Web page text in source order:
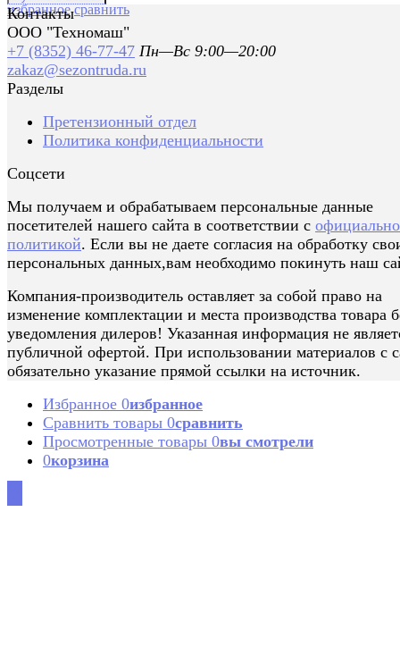
избранное сравнить
Контакты
ООО "Техномаш"
+7 (8352) 46-77-47 Пн—Вс 9:00—20:00
zakaz@sezontruda.ru
Разделы
Претензионный отдел
Политика конфиденциальности
Соцсети
Мы получаем и обрабатываем персональные данные
посетителей нашего сайта в соответствии с
политикой. Если вы не даете согласия на обработку
персональных данных,вам необходимо покинуть наш
Компания-производитель оставляет за собой право на
изменение комплектации и места производства товара
уведомления дилеров! Указанная информация не
публичной офертой. При использовании материалов с
обязательно указание прямой ссылки на источник.
Избранное 0избранное
Сравнить товары 0сравнить
Просмотренные товары 0вы смотрели
0корзина